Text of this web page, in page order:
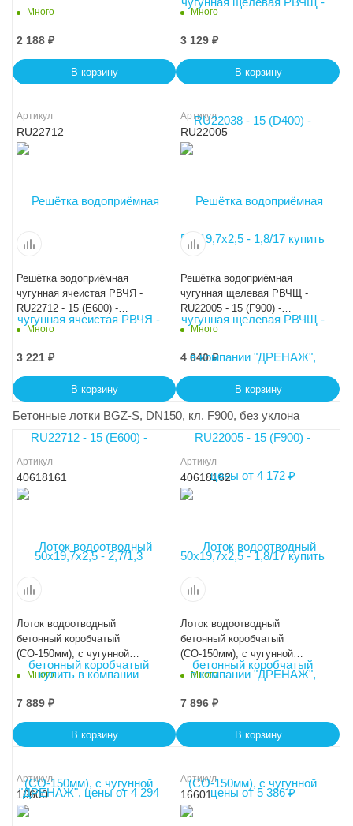
50x19,7x2,5 - 1,8/17
Много
2 188 ₽
В корзину
50х19,7х2,5 - 1,8/17
Много
3 129 ₽
В корзину
Артикул
RU22712
Решётка водоприёмная
чугунная ячеистая РВЧЯ -
RU22712 - 15 (E600) -
50x19,7x2,5 - 2,7/1,3
Много
3 221 ₽
В корзину
Артикул
RU22005
Решётка водоприёмная
чугунная щелевая РВЧЩ -
RU22005 - 15 (F900) -
50х19,7х2,5 - 1,8/17
Много
4 040₽
В корзину
Бетонные лотки BGZ-S, DN150, кл. F900, без уклона
Артикул
40618161
Лоток водоотводный
бетонный коробчатый
(СО-150мм), с чугунной
насадкой КU 100.24,8
(15).21,5(15)-BGZ-S, № -5-0
Много
7 889 ₽
В корзину
Артикул
40618162
Лоток водоотводный
бетонный коробчатый
(СО-150мм), с чугунной
насадкой КU 100.24,8
(15).19(12,5)-BGZ-S, №-10-0
Много
7 896 ₽
В корзину
Артикул
16600
Артикул
16601